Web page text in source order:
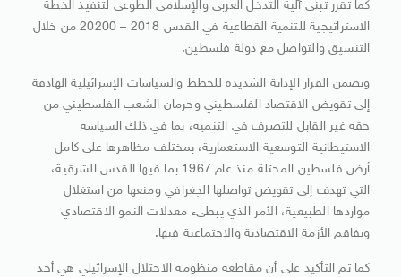
كما تقرر تبني آلية التدخل العربي والإسلامي الطوعي لتنفيذ الخطة
الاستراتيجية للتنمية القطاعية في القدس 2018 – 20200 من خلال
التنسيق والتواصل مع دولة فلسطين.
وتضمن القرار الإدانة الشديدة للخطط والسياسات الإسرائيلية الهادفة
إلى تقويض الاقتصاد الفلسطيني وحرمان الشعب الفلسطيني من
حقه غير القابل للتصرف في التنمية، بما في ذلك السياسة
الاستيطانية التوسعية الاستعمارية، بمختلف مظاهرها على كامل
أرض فلسطين المحتلة منذ عام 1967 بما فيها القدس الشرقية،
التي تهدف إلى تقويض تواصلها الجغرافي ومنعها من استغلال
مواردها الطبيعية، الأمر الذي يبطىء معدلات النمو الاقتصادي
ويفاقم الأزمة الاقتصادية والاجتماعية فيها.
كما تم التأكيد على أن مقاطعة منظومة الاحتلال الإسرائيلي هي أحد